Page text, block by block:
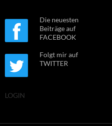
Die neuesten
Beiträge auf
FACEBOOK
Folgt mir auf
TWITTER
LOGIN